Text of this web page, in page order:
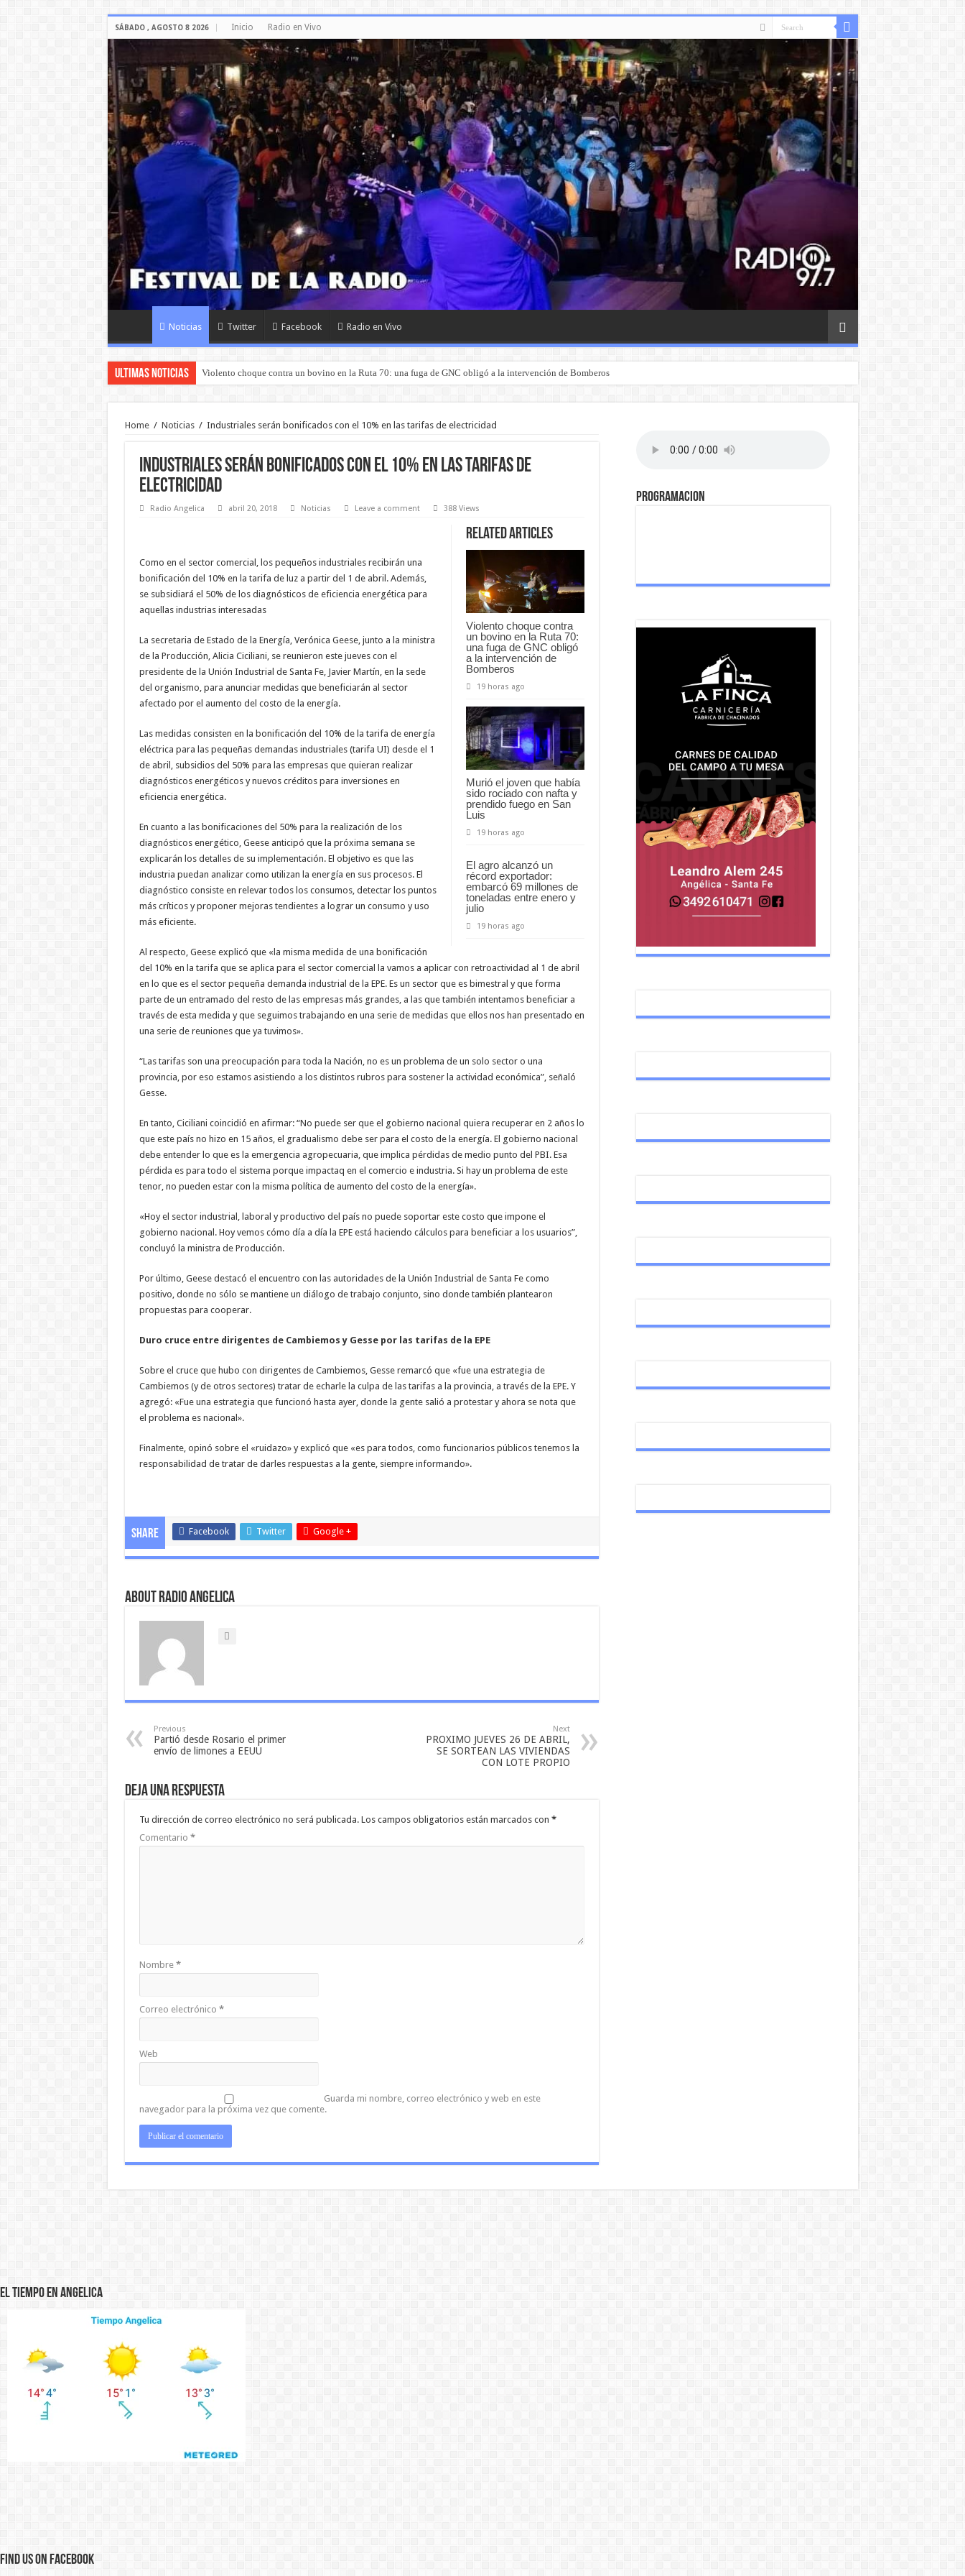
SÁBADO , AGOSTO 8 2026 Inicio Radio en Vivo
Noticias Twitter Facebook Radio en Vivo
Ultimas Noticias Violento choque contra un bovino en la Ruta 70: una fuga de GNC obligó a la intervención de Bomberos
Home / Noticias / Industriales serán bonificados con el 10% en las tarifas de electricidad
Industriales serán bonificados con el 10% en las tarifas de
electricidad
Radio Angelica abril 20, 2018 Noticias Leave a comment 388 Views
Related Articles
Violento choque contra
un bovino en la Ruta 70:
una fuga de GNC obligó
a la intervención de
Bomberos
19 horas ago
Murió el joven que había
sido rociado con nafta y
prendido fuego en San
Luis
19 horas ago
El agro alcanzó un
récord exportador:
embarcó 69 millones de
toneladas entre enero y
julio
19 horas ago
Como en el sector comercial, los pequeños industriales recibirán una
bonificación del 10% en la tarifa de luz a partir del 1 de abril. Además,
se subsidiará el 50% de los diagnósticos de eficiencia energética para
aquellas industrias interesadas
La secretaria de Estado de la Energía, Verónica Geese, junto a la ministra
de la Producción, Alicia Ciciliani, se reunieron este jueves con el
presidente de la Unión Industrial de Santa Fe, Javier Martín, en la sede
del organismo, para anunciar medidas que beneficiarán al sector
afectado por el aumento del costo de la energía.
Las medidas consisten en la bonificación del 10% de la tarifa de energía
eléctrica para las pequeñas demandas industriales (tarifa UI) desde el 1
de abril, subsidios del 50% para las empresas que quieran realizar
diagnósticos energéticos y nuevos créditos para inversiones en
eficiencia energética.
En cuanto a las bonificaciones del 50% para la realización de los
diagnósticos energético, Geese anticipó que la próxima semana se
explicarán los detalles de su implementación. El objetivo es que las
industria puedan analizar como utilizan la energía en sus procesos. El
diagnóstico consiste en relevar todos los consumos, detectar los puntos
más críticos y proponer mejoras tendientes a lograr un consumo y uso
más eficiente.
Al respecto, Geese explicó que «la misma medida de una bonificación
del 10% en la tarifa que se aplica para el sector comercial la vamos a aplicar con retroactividad al 1 de abril
en lo que es el sector pequeña demanda industrial de la EPE. Es un sector que es bimestral y que forma
parte de un entramado del resto de las empresas más grandes, a las que también intentamos beneficiar a
través de esta medida y que seguimos trabajando en una serie de medidas que ellos nos han presentado en
una serie de reuniones que ya tuvimos».
“Las tarifas son una preocupación para toda la Nación, no es un problema de un solo sector o una
provincia, por eso estamos asistiendo a los distintos rubros para sostener la actividad económica”, señaló
Gesse.
En tanto, Ciciliani coincidió en afirmar: “No puede ser que el gobierno nacional quiera recuperar en 2 años lo
que este país no hizo en 15 años, el gradualismo debe ser para el costo de la energía. El gobierno nacional
debe entender lo que es la emergencia agropecuaria, que implica pérdidas de medio punto del PBI. Esa
pérdida es para todo el sistema porque impactaq en el comercio e industria. Si hay un problema de este
tenor, no pueden estar con la misma política de aumento del costo de la energía».
«Hoy el sector industrial, laboral y productivo del país no puede soportar este costo que impone el
gobierno nacional. Hoy vemos cómo día a día la EPE está haciendo cálculos para beneficiar a los usuarios”,
concluyó la ministra de Producción.
Por último, Geese destacó el encuentro con las autoridades de la Unión Industrial de Santa Fe como
positivo, donde no sólo se mantiene un diálogo de trabajo conjunto, sino donde también plantearon
propuestas para cooperar.
Duro cruce entre dirigentes de Cambiemos y Gesse por las tarifas de la EPE
Sobre el cruce que hubo con dirigentes de Cambiemos, Gesse remarcó que «fue una estrategia de
Cambiemos (y de otros sectores) tratar de echarle la culpa de las tarifas a la provincia, a través de la EPE. Y
agregó: «Fue una estrategia que funcionó hasta ayer, donde la gente salió a protestar y ahora se nota que
el problema es nacional».
Finalmente, opinó sobre el «ruidazo» y explicó que «es para todos, como funcionarios públicos tenemos la
responsabilidad de tratar de darles respuestas a la gente, siempre informando».
Share Facebook Twitter Google +
About Radio Angelica
Previous
Partió desde Rosario el primer
envío de limones a EEUU
Next
PROXIMO JUEVES 26 DE ABRIL,
SE SORTEAN LAS VIVIENDAS
CON LOTE PROPIO
Deja una respuesta
Tu dirección de correo electrónico no será publicada. Los campos obligatorios están marcados con *
Comentario *
Nombre *
Correo electrónico *
Web
Guarda mi nombre, correo electrónico y web en este
navegador para la próxima vez que comente.
PROGRAMACION
El Tiempo en Angelica
Find us on Facebook